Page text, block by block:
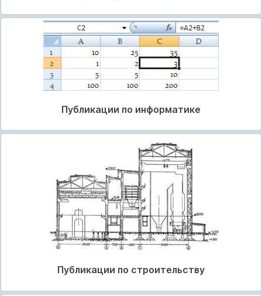
Публикации по информатике
Публикации по строительству